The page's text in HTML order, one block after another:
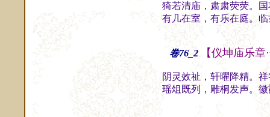
猗若清庙，肃肃荧荧。
有几在室，有乐在庭。
卷76_2 【仪坤庙乐章
阴灵效祉，轩曜降精。
瑶俎既列，雕桐发声。